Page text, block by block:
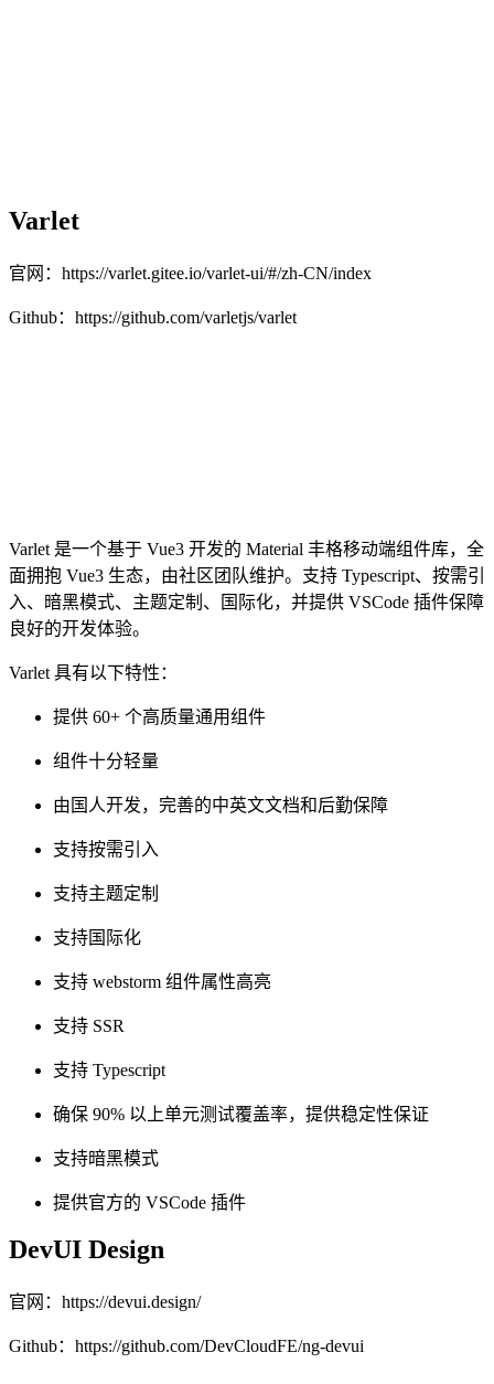
Varlet
官网：https://varlet.gitee.io/varlet-ui/#/zh-CN/index
Github：https://github.com/varletjs/varlet
Varlet 是一个基于 Vue3 开发的 Material 丰格移动端组件库，全
面拥抱 Vue3 生态，由社区团队维护。支持 Typescript、按需引
入、暗黑模式、主题定制、国际化，并提供 VSCode 插件保障
良好的开发体验。
Varlet 具有以下特性：
提供 60+ 个高质量通用组件
组件十分轻量
由国人开发，完善的中英文文档和后勤保障
支持按需引入
支持主题定制
支持国际化
支持 webstorm 组件属性高亮
支持 SSR
支持 Typescript
确保 90% 以上单元测试覆盖率，提供稳定性保证
支持暗黑模式
提供官方的 VSCode 插件
DevUI Design
官网：https://devui.design/
Github：https://github.com/DevCloudFE/ng-devui